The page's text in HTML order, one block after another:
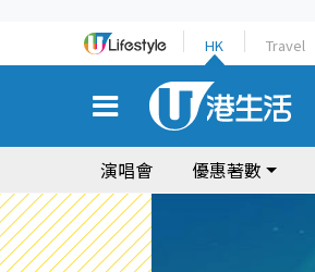
HK Travel
演唱會 優惠著數